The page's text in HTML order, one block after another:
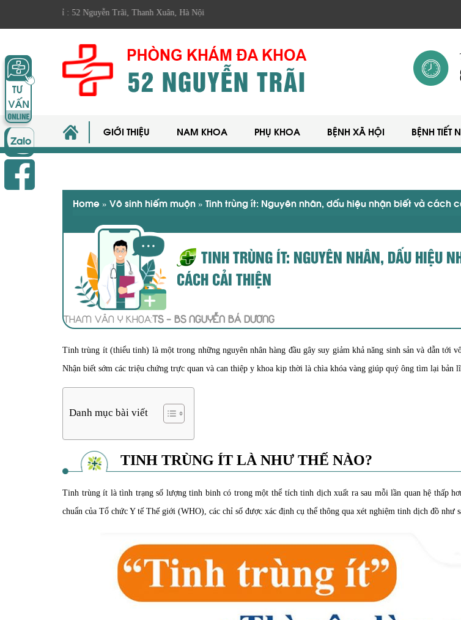
chỉ : 52 Nguyễn Trãi, Thanh Xuân, Hà Nội
GIỚI THIỆU NAM KHOA PHỤ KHOA BỆNH XÃ HỘI BỆNH TIẾT
Home » Vô sinh hiếm muộn» Tinh trùng ít: Nguyên nhân, dấu hiệu nhận biết và cách
TINH TRÙNG ÍT: NGUYÊN NHÂN, DẤU HIỆU
CÁCH CẢI THIỆN
THAM VẤN Y KHOA:TS - BS NGUYỄN BÁ DƯƠNG
Tinh trùng ít (thiểu tinh) là một trong những nguyên nhân hàng đầu gây suy giảm khả năng sinh sản và dẫn tới
Nhận biết sớm các triệu chứng trực quan và can thiệp y khoa kịp thời là chìa khóa vàng giúp quý ông tìm lại bản
Danh mục bài viết
TINH TRÙNG ÍT LÀ NHƯ THẾ NÀO?
Tinh trùng ít là tình trạng số lượng tinh binh có trong một thể tích tinh dịch xuất ra sau mỗi lần quan hệ thấp
chuẩn của Tổ chức Y tế Thế giới (WHO), các chỉ số được xác định cụ thể thông qua xét nghiệm tinh dịch đồ như